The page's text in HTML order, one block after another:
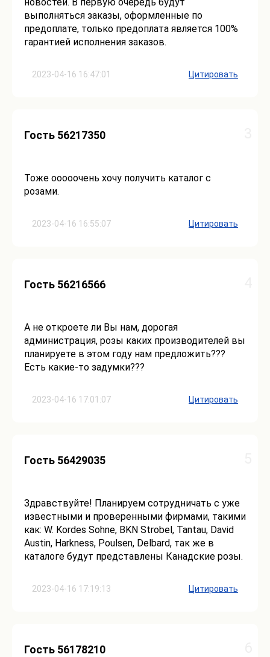
2023-04-16 16:47:01
новостей. В первую очередь будут
выполняться заказы, оформленные по
предоплате, только предоплата является 100%
гарантией исполнения заказов.
Цитировать
2023-04-16 16:55:07
Гость 56217350
Тоже ооооочень хочу получить каталог с
розами.
Цитировать
2023-04-16 17:01:07
Гость 56216566
А не откроете ли Вы нам, дорогая
администрация, розы каких производителей вы
планируете в этом году нам предложить???
Есть какие-то задумки???
Цитировать
2023-04-16 17:19:13
Гость 56429035
Здравствуйте! Планируем сотрудничать с уже
известными и проверенными фирмами, такими
как: W. Kordes Sohne, BKN Strobel, Tantau, David
Austin, Harkness, Poulsen, Delbard, так же в
каталоге будут представлены Канадские розы.
Цитировать
Гость 56178210